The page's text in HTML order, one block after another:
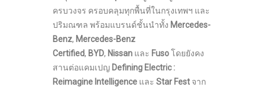
ครบวงจร ครอบคลุมทุกพื้นที่ในกรุงเทพฯ และ
ปริมณฑล พร้อมแบรนด์ชั้นนำทั้ง Mercedes-
Benz, Mercedes-Benz
Certified, BYD, Nissan และ Fusoโดยยังคง
สานต่อแคมเปญ Defining Electric :
Reimagine Intelligence และ Star Fest จาก